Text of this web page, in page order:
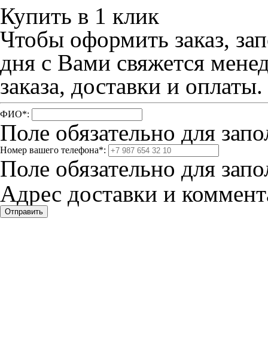
Купить в 1 клик
Чтобы оформить заказ,
дня с Вами свяжется
заказа, доставки и оплаты.
ФИО*:
Поле обязательно для
Номер вашего телефона*:
Поле обязательно для
Адрес доставки и